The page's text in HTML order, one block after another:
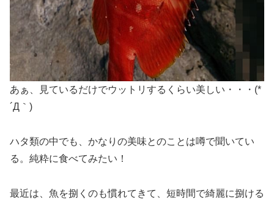
あぁ、見ているだけでウットリするくらい美しい・・・(*
´Д｀)
ハタ類の中でも、かなりの美味とのことは噂で聞いてい
る。純粋に食べてみたい！
最近は、魚を捌くのも慣れてきて、短時間で綺麗に捌ける